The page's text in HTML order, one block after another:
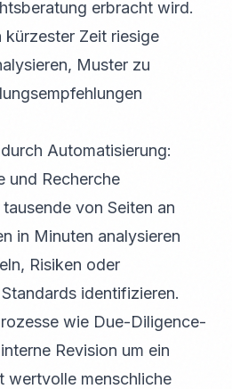
erbracht wird.
kürzester Zeit riesige
Muster zu
Automatisierung:
und Recherche
von Seiten an
in Minuten analysieren
Risiken oder
identifizieren.
wie Due-Diligence-
Revision um ein
wertvolle menschliche